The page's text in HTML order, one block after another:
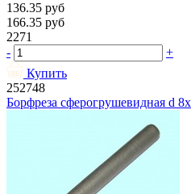
136.35 руб
166.35 руб
2271
-
+
Купить
252748
Борфреза сферогрушевидная d